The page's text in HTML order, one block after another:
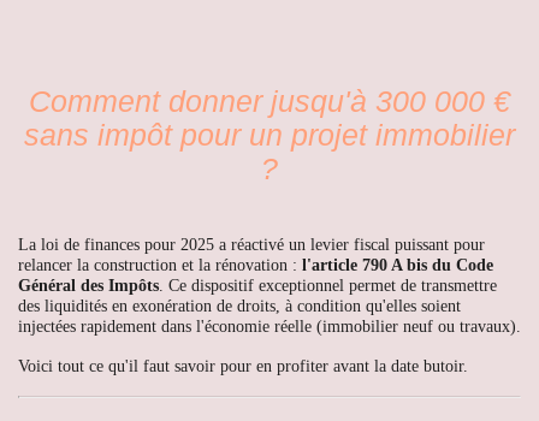
Comment donner jusqu'à 300 000 €
sans impôt pour un projet immobilier
?
La loi de finances pour 2025 a réactivé un levier fiscal puissant pour
relancer la construction et la rénovation : l'article 790 A bis du Code
Général des Impôts. Ce dispositif exceptionnel permet de transmettre
des liquidités en exonération de droits, à condition qu'elles soient
injectées rapidement dans l'économie réelle (immobilier neuf ou travaux).
Voici tout ce qu'il faut savoir pour en profiter avant la date butoir.